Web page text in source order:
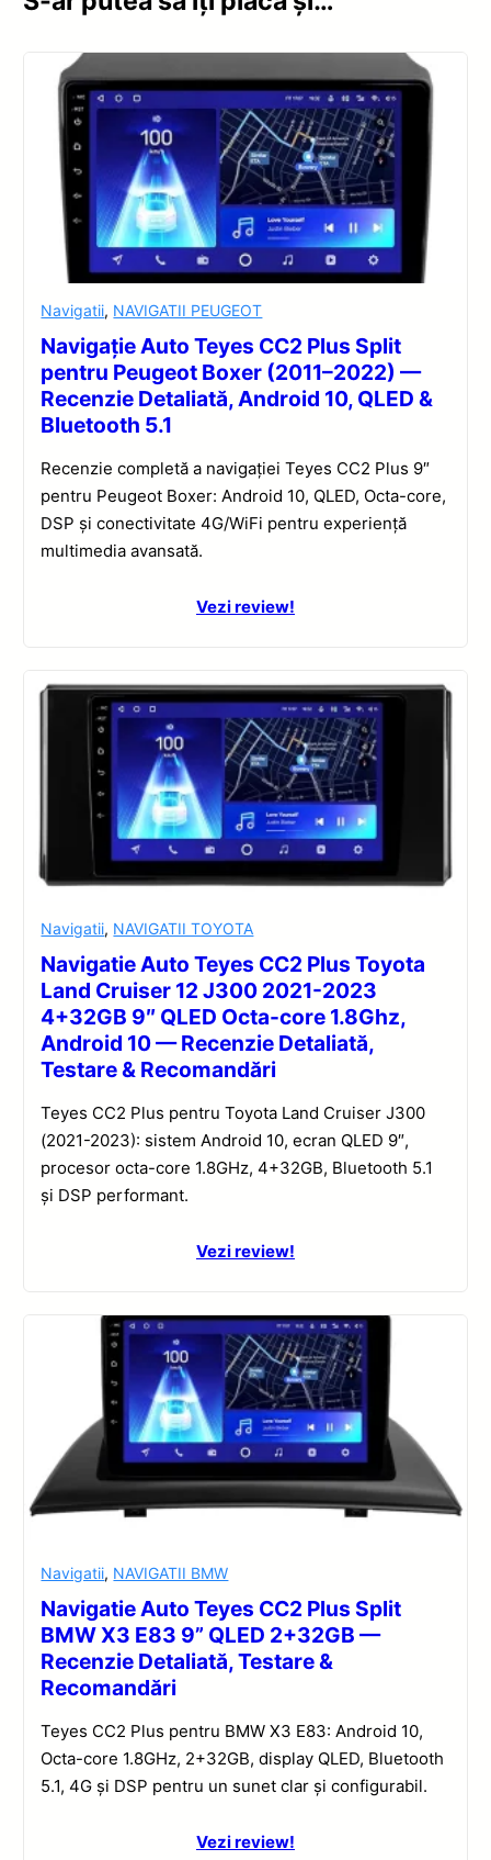
Navigatii, NAVIGATII PEUGEOT
Navigație Auto Teyes CC2 Plus Split
pentru Peugeot Boxer (2011–2022) —
Recenzie Detaliată, Android 10, QLED &
Bluetooth 5.1
Recenzie completă a navigației Teyes CC2 Plus 9″
pentru Peugeot Boxer: Android 10, QLED, Octa-core,
DSP și conectivitate 4G/WiFi pentru experiență
multimedia avansată.
Vezi review!
Navigatii, NAVIGATII TOYOTA
Navigatie Auto Teyes CC2 Plus Toyota
Land Cruiser 12 J300 2021-2023
4+32GB 9″ QLED Octa-core 1.8Ghz,
Android 10 — Recenzie Detaliată,
Testare & Recomandări
Teyes CC2 Plus pentru Toyota Land Cruiser J300
(2021-2023): sistem Android 10, ecran QLED 9″,
procesor octa-core 1.8GHz, 4+32GB, Bluetooth 5.1
și DSP performant.
Vezi review!
Navigatii, NAVIGATII BMW
Navigatie Auto Teyes CC2 Plus Split
BMW X3 E83 9” QLED 2+32GB —
Recenzie Detaliată, Testare &
Recomandări
Teyes CC2 Plus pentru BMW X3 E83: Android 10,
Octa-core 1.8GHz, 2+32GB, display QLED, Bluetooth
5.1, 4G și DSP pentru un sunet clar și configurabil.
Vezi review!